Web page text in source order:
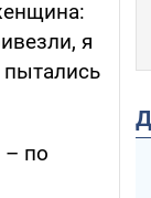
я
– по